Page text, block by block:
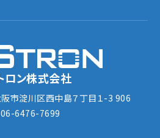
ロン株式会社
市淀川区西中島７丁目１-3 906
6476-7699